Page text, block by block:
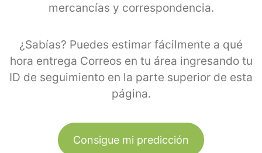
mercancías y correspondencia.
¿Sabías? Puedes estimar fácilmente a qué
hora entrega Correos en tu área ingresando tu
ID de seguimiento en la parte superior de esta
página.
Consigue mi predicción